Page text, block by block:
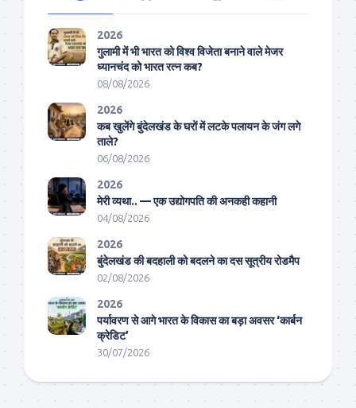
2026
गुलामी में भी भारत को विश्व विजेता बनाने वाले मेजर
ध्यानचंद को भारत रत्न कब?
08/08/2026
2026
कब खुलेंगे बुंदेलखंड के घरों में लटके पलायन के जंग लगे
ताले?
06/08/2026
2026
मेरी व्यथा.. — एक उद्योगपति की अनकही कहानी
04/08/2026
2026
बुंदेलखंड की बदहाली को बदलने का दस सूत्रीय रोडमैप
02/08/2026
2026
पर्यावरण से आगे भारत के विकास का बड़ा अवसर ‘कार्बन
क्रेडिट’
30/07/2026